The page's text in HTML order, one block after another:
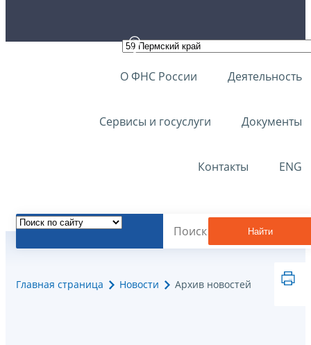
О ФНС России Деятельность
Сервисы и госуслуги Документы
Контакты ENG
Найти
Главная страница Новости Архив новостей